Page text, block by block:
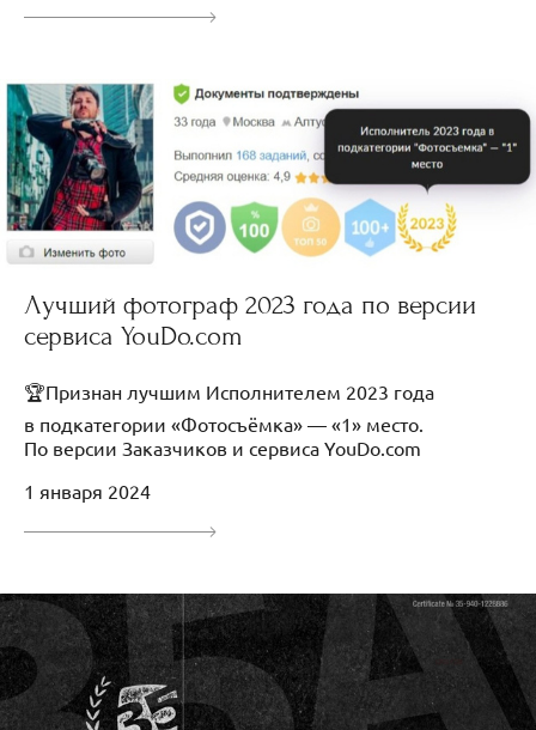
Лучший фотограф 2023 года по версии
сервиса YouDo.com
🏆Признан лучшим Исполнителем 2023 года
в подкатегории «Фотосъёмка» — «1» место.
По версии Заказчиков и сервиса YouDo.com
1 января 2024